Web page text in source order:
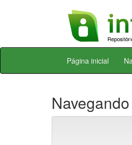
Skip
Página inicial